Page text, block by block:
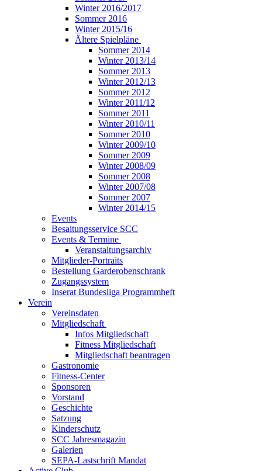
Winter 2016/2017
Sommer 2016
Winter 2015/16
Ältere Spielpläne
Sommer 2014
Winter 2013/14
Sommer 2013
Winter 2012/13
Sommer 2012
Winter 2011/12
Sommer 2011
Winter 2010/11
Sommer 2010
Winter 2009/10
Sommer 2009
Winter 2008/09
Sommer 2008
Winter 2007/08
Sommer 2007
Winter 2014/15
Events
Besaitungsservice SCC
Events & Termine
Veranstaltungsarchiv
Mitglieder-Portraits
Bestellung Garderobenschrank
Zugangssystem
Inserat Bundesliga Programmheft
Verein
Vereinsdaten
Mitgliedschaft
Infos Mitgliedschaft
Fitness Mitgliedschaft
Mitgliedschaft beantragen
Gastronomie
Fitness-Center
Sponsoren
Vorstand
Geschichte
Satzung
Kinderschutz
SCC Jahresmagazin
Galerien
SEPA-Lastschrift Mandat